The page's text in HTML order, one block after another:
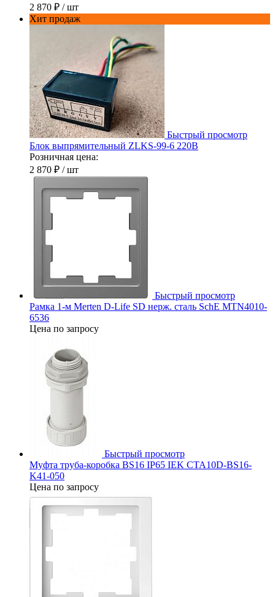
2 870 ₽ / шт
Хит продаж
Быстрый просмотр
Блок выпрямительный ZLKS-99-6 220В
Розничная цена:
2 870 ₽ / шт
Быстрый просмотр
Рамка 1-м Merten D-Life SD нерж. сталь SchE MTN4010-
6536
Цена по запросу
Быстрый просмотр
Муфта труба-коробка BS16 IP65 IEK CTA10D-BS16-
K41-050
Цена по запросу